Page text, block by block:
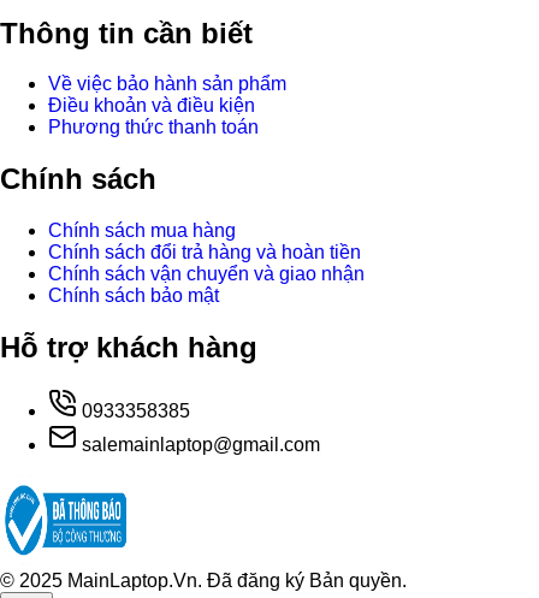
Thông tin cần biết
Về việc bảo hành sản phẩm
Điều khoản và điều kiện
Phương thức thanh toán
Chính sách
Chính sách mua hàng
Chính sách đổi trả hàng và hoàn tiền
Chính sách vận chuyển và giao nhận
Chính sách bảo mật
Hỗ trợ khách hàng
0933358385
salemainlaptop@gmail.com
© 2025 MainLaptop.Vn. Đã đăng ký Bản quyền.